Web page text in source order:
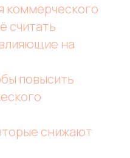
коммерческого
считать
на
повысить
снижают